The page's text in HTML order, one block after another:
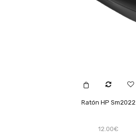
Ratón HP Sm2022
12.00€